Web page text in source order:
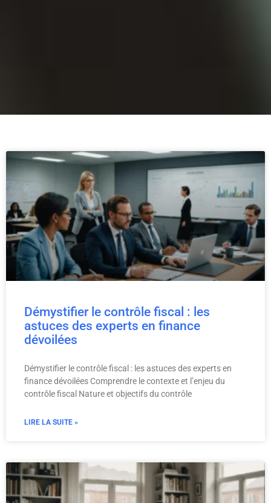
Démystifier le contrôle fiscal : les
astuces des experts en finance
dévoilées
Démystifier le contrôle fiscal : les astuces des experts en
finance dévoilées Comprendre le contexte et l’enjeu du
contrôle fiscal Nature et objectifs du contrôle
LIRE LA SUITE »